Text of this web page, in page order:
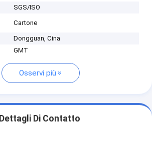
SGS/ISO
Cartone
Dongguan, Cina
GMT
Osservi più
Dettagli Di Contatto